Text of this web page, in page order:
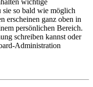
sie so bald wie möglich
erscheinen ganz oben in
persönlichen Bereich.
schreiben kannst oder
Administration